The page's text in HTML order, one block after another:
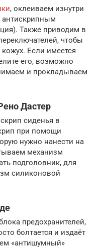
, оклеиваем изнутри
антискрипным
Также приводим в
чтобы
Если имеется
его, возможно
и прокладываем
Дастер
сиденья в
при помощи
нужно нанести на
механизм
подголовник, для
силиконовой
предохранителей,
болтается и издаёт
«антишумный»